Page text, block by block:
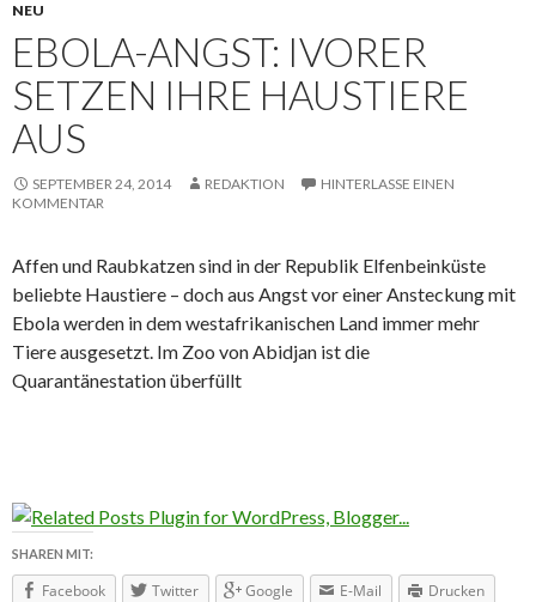
NEU
EBOLA-ANGST: IVORER
SETZEN IHRE HAUSTIERE
AUS
SEPTEMBER 24, 2014 REDAKTION
HINTERLASSE EINEN
KOMMENTAR
Affen und Raubkatzen sind in der Republik Elfenbeinküste
beliebte Haustiere – doch aus Angst vor einer Ansteckung mit
Ebola werden in dem westafrikanischen Land immer mehr
Tiere ausgesetzt. Im Zoo von Abidjan ist die
Quarantänestation überfüllt
SHAREN MIT:
Facebook Twitter Google E-Mail Drucken